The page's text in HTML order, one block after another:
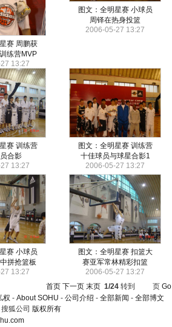
赛 周鹏获
练营MVP
13:27
图文：全明星赛 小球员
周铎在热身投篮
2006-05-27 13:27
赛 训练营
合影
13:27
图文：全明星赛 训练营
十佳球员与球星合影1
2006-05-27 13:27
赛 小球员
拼抢篮板
13:27
图文：全明星赛 扣篮大
赛亚军常林精彩扣篮
2006-05-27 13:27
首页 下一页 末页 1/24 转到 页 Go
权 - About SOHU - 公司介绍 - 全部新闻 - 全部博文
狐公司 版权所有